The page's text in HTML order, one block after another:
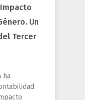
Un
Tercer
ha